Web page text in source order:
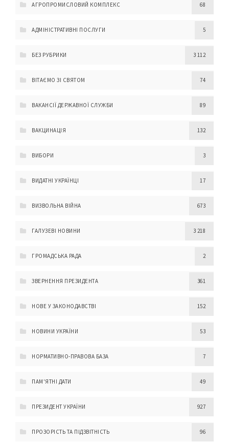
АГРОПРОМИСЛОВИЙ КОМПЛЕКС 68
АДМІНІСТРАТИВНІ ПОСЛУГИ 5
БЕЗ РУБРИКИ 3 112
ВІТАЄМО ЗІ СВЯТОМ 74
ВАКАНСІЇ ДЕРЖАВНОЇ СЛУЖБИ 89
ВАКЦИНАЦІЯ 132
ВИБОРИ 3
ВИДАТНІ УКРАЇНЦІ 17
ВИЗВОЛЬНА ВІЙНА 673
ГАЛУЗЕВІ НОВИНИ 3 218
ГРОМАДСЬКА РАДА 2
ЗВЕРНЕННЯ ПРЕЗИДЕНТА 361
НОВЕ У ЗАКОНОДАВСТВІ 152
НОВИНИ УКРАЇНИ 53
НОРМАТИВНО-ПРАВОВА БАЗА 7
ПАМ'ЯТНІ ДАТИ 49
ПРЕЗИДЕНТ УКРАЇНИ 927
ПРОЗОРІСТЬ ТА ПІДЗВІТНІСТЬ 96